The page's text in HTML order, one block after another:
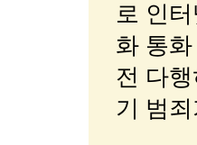
로 인
화 통
전 다
기 범